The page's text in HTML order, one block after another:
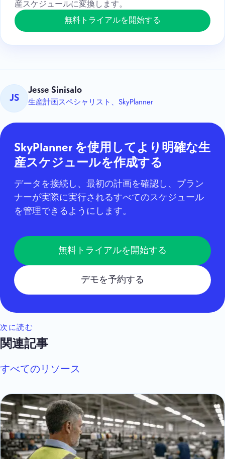
産スケジュールに変換します。
無料トライアルを開始する
JS
Jesse Sinisalo
生産計画スペシャリスト、SkyPlanner
SkyPlanner を使用してより明確な生
産スケジュールを作成する
データを接続し、最初の計画を確認し、プラン
ナーが実際に実行されるすべてのスケジュール
を管理できるようにします。
無料トライアルを開始する
デモを予約する
次に読む
関連記事
すべてのリソース